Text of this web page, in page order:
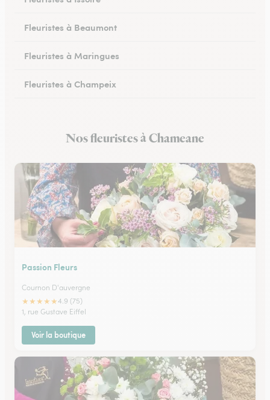
Fleuristes à Beaumont
Fleuristes à Maringues
Fleuristes à Champeix
Fleuristes à CeyratNos fleuristes à Chameane
Passion Fleurs
Cournon D'auvergne
★★★★★4.9 (75)
1, rue Gustave Eiffel
Voir la boutique